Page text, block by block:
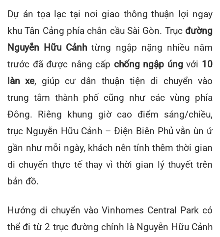
Dự án tọa lạc tại nơi giao thông thuận lợi ngay
khu Tân Cảng phía chân cầu Sài Gòn. Trục đường
Nguyễn Hữu Cảnh từng ngập nặng nhiều năm
trước đã được nâng cấp chống ngập úngvới 10
làn xe, giúp cư dân thuận tiện di chuyển vào
trung tâm thành phố cũng như các vùng phía
Đông. Riêng khung giờ cao điểm sáng/chiều,
trục Nguyễn Hữu Cảnh – Điện Biên Phủ vẫn ùn ứ
gần như mỗi ngày, khách nên tính thêm thời gian
di chuyển thực tế thay vì thời gian lý thuyết trên
bản đồ.
Hướng di chuyển vào Vinhomes Central Park có
thể đi từ 2 trục đường chính là Nguyễn Hữu Cảnh